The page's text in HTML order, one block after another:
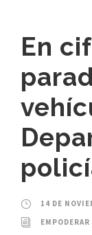
En
14 DE